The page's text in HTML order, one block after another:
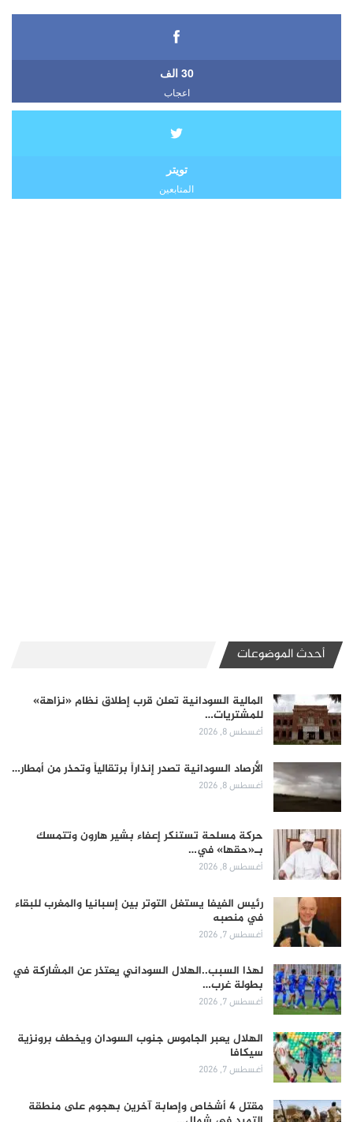
30 الف
اعجاب
تويتر
المتابعين
أحدث الموضوعات
المالية السودانية تعلن قرب إطلاق نظام «نزاهة»
للمشتريات…
أغسطس 8, 2026
الأرصاد السودانية تصدر إنذاراً برتقالياً وتحذر من أمطار…
أغسطس 8, 2026
حركة مسلحة تستنكر إعفاء بشير هارون وتتمسك
بـ«حقها» في…
أغسطس 8, 2026
رئيس الفيفا يستغل التوتر بين إسبانيا والمغرب للبقاء
في منصبه
أغسطس 7, 2026
لهذا السبب..الهلال السوداني يعتذر عن المشاركة في
بطولة غرب…
أغسطس 7, 2026
الهلال يعبر الجاموس جنوب السودان ويخطف برونزية
سيكافا
أغسطس 7, 2026
مقتل 4 أشخاص وإصابة آخرين بهجوم على منطقة